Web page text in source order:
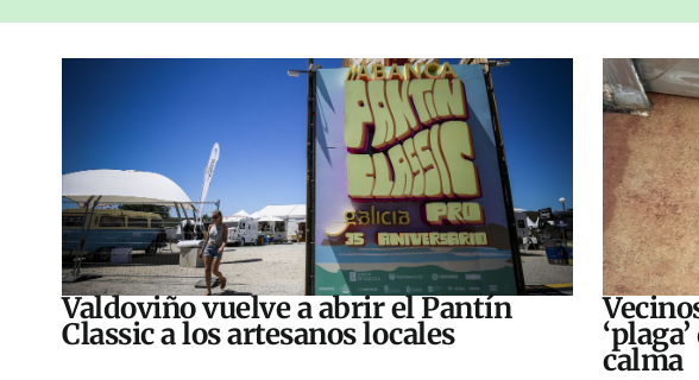
Valdoviño vuelve a abrir el Pantín
Classic a los artesanos locales
calma